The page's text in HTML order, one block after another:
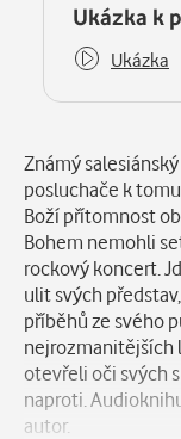
Ukázka k
Ukázka
Popis
Známý
posluchače k
Boží přítomnost
Bohem nemohli
rockový koncert.
ulit svých
příběhů ze svého
nejrozmanitějších
otevřeli oči svých
naproti.
autor.